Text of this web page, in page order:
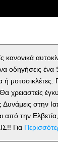
κανονικά
οδηγήσεις
ή
χρειαστείς
Δυνάμεις στην
την
Για